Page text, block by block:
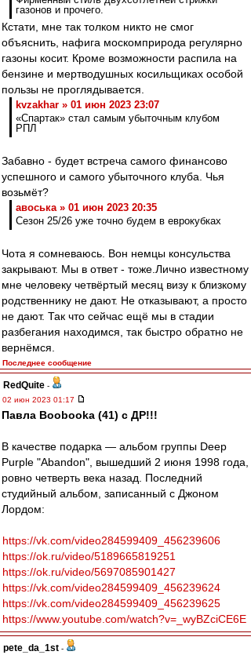
газонов и прочего.
Кстати, мне так толком никто не смог
объяснить, нафига москомприрода регулярно
газоны косит. Кроме возможности распила на
бензине и мертводушных косильщиках особой
пользы не проглядывается.
kvzakhar » 01 июн 2023 23:07
«Спартак» стал самым убыточным клубом
РПЛ
Забавно - будет встреча самого финансово
успешного и самого убыточного клуба. Чья
возьмёт?
авоська » 01 июн 2023 20:35
Сезон 25/26 уже точно будем в еврокубках
Чота я сомневаюсь. Вон немцы консульства
закрывают. Мы в ответ - тоже.Лично известному
мне человеку четвёртый месяц визу к близкому
родственнику не дают. Не отказывают, а просто
не дают. Так что сейчас ещё мы в стадии
разбегания находимся, так быстро обратно не
вернёмся.
Последнее сообщение
RedQuite -
02 июн 2023 01:17
Павла Boobooka (41) с ДР!!!
В качестве подарка — альбом группы Deep
Purple "Abandon", вышедший 2 июня 1998 года,
ровно четверть века назад. Последний
студийный альбом, записанный с Джоном
Лордом:
https://vk.com/video284599409_456239606
https://ok.ru/video/5189665819251
https://ok.ru/video/5697085901427
https://vk.com/video284599409_456239624
https://vk.com/video284599409_456239625
https://www.youtube.com/watch?v=_wyBZciCE6E
pete_da_1st -